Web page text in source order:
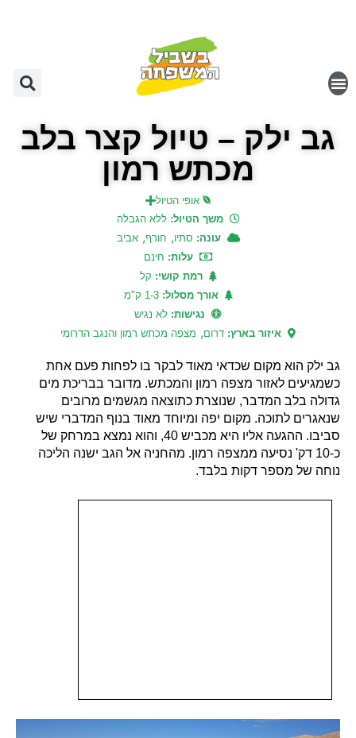
גב ילק – טיול קצר בלב
מכתש רמון
אופי הטיול
משך הטיול:ללא הגבלה
עונה: סתיו, חורף, אביב
עלות: חינם
רמת קושי: קל
אורך מסלול:1-3 ק"מ
נגישות: לא נגיש
איזור בארץ: דרום, מצפה מכתש רמון והנגב הדרומי
גב ילק הוא מקום שכדאי מאוד לבקר בו לפחות פעם אחת
כשמגיעים לאזור מצפה רמון והמכתש. מדובר בבריכת מים
גדולה בלב המדבר, שנוצרת כתוצאה מגשמים מרובים
שנאגרים לתוכה. מקום יפה ומיוחד מאוד בנוף המדברי שיש
סביבו. ההגעה אליו היא מכביש 40, והוא נמצא במרחק של
כ-10 דק' נסיעה ממצפה רמון. מהחניה אל הגב ישנה הליכה
נוחה של מספר דקות בלבד.